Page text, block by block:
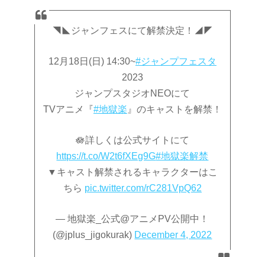
◥◣ジャンフェスにて解禁決定！◢◤
12月18日(日) 14:30~#ジャンプフェスタ
2023
ジャンプスタジオNEOにて
TVアニメ『#地獄楽 』のキャストを解禁！
🪷詳しくは公式サイトにて
https://t.co/W2t6fXEg9G#地獄楽解禁
▼キャスト解禁されるキャラクターはこ
ちら pic.twitter.com/rC281VpQ62
— 地獄楽_公式@アニメPV公開中！
(@jplus_jigokurak) December 4, 2022